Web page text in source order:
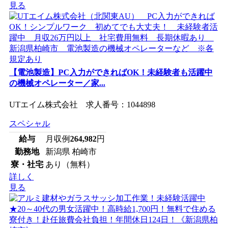
見る
【電池製造】PC入力ができればOK！未経験者も活躍中
の機械オペレーター／家...
UTエイム株式会社 求人番号：1044898
スペシャル
給与
月収例264,982円
勤務地
新潟県 柏崎市
寮・社宅 あり（無料）
詳しく
見る